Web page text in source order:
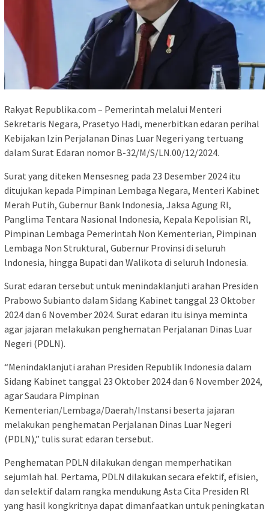
Rakyat Republika.com – Pemerintah melalui Menteri
Sekretaris Negara, Prasetyo Hadi, menerbitkan edaran perihal
Kebijakan lzin Perjalanan Dinas Luar Negeri yang tertuang
dalam Surat Edaran nomor B-32/M/S/LN.00/12/2024.
Surat yang diteken Mensesneg pada 23 Desember 2024 itu
ditujukan kepada Pimpinan Lembaga Negara, Menteri Kabinet
Merah Putih, Gubernur Bank lndonesia, Jaksa Agung Rl,
Panglima Tentara Nasional lndonesia, Kepala Kepolisian Rl,
Pimpinan Lembaga Pemerintah Non Kementerian, Pimpinan
Lembaga Non Struktural, Gubernur Provinsi di seluruh
lndonesia, hingga Bupati dan Walikota di seluruh lndonesia.
Surat edaran tersebut untuk menindaklanjuti arahan Presiden
Prabowo Subianto dalam Sidang Kabinet tanggal 23 Oktober
2024 dan 6 November 2024. Surat edaran itu isinya meminta
agar jajaran melakukan penghematan Perjalanan Dinas Luar
Negeri (PDLN).
“Menindaklanjuti arahan Presiden Republik Indonesia dalam
Sidang Kabinet tanggal 23 Oktober 2024 dan 6 November 2024,
agar Saudara Pimpinan
Kementerian/Lembaga/Daerah/Instansi beserta jajaran
melakukan penghematan Perjalanan Dinas Luar Negeri
(PDLN),” tulis surat edaran tersebut.
Penghematan PDLN dilakukan dengan memperhatikan
sejumlah hal. Pertama, PDLN dilakukan secara efektif, efisien,
dan selektif dalam rangka mendukung Asta Cita Presiden Rl
yang hasil kongkritnya dapat dimanfaatkan untuk peningkatan